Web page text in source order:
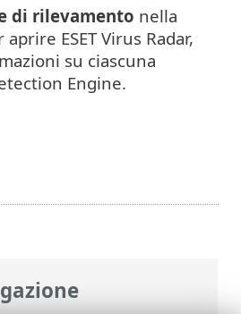
di rilevamento nella
ESET Virus Radar,
su ciascuna
Engine.